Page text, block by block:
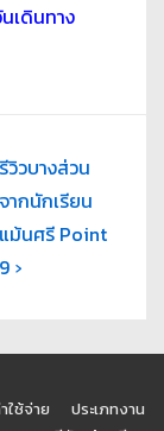
เดินทาง
รีวิวบางส่วน
จากนักเรียน
แม้นศรี Point
9 ›
ใช้จ่าย
ประเภทงาน